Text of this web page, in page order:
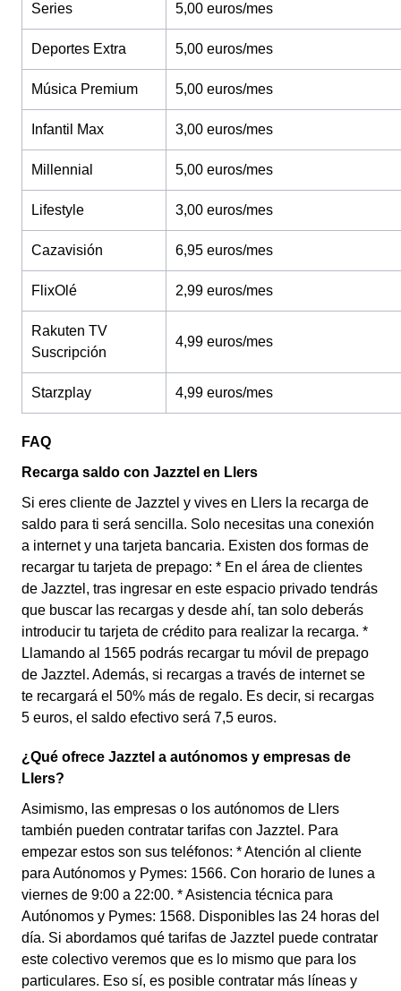
Series 5,00 euros/mes
Deportes Extra 5,00 euros/mes
Música Premium 5,00 euros/mes
Infantil Max 3,00 euros/mes
Millennial 5,00 euros/mes
Lifestyle 3,00 euros/mes
Cazavisión 6,95 euros/mes
FlixOlé 2,99 euros/mes
Rakuten TV
Suscripción
4,99 euros/mes
Starzplay 4,99 euros/mes
FAQ
Recarga saldo con Jazztel en Llers
Si eres cliente de Jazztel y vives en Llers la recarga de
saldo para ti será sencilla. Solo necesitas una conexión
a internet y una tarjeta bancaria. Existen dos formas de
recargar tu tarjeta de prepago: * En el área de clientes
de Jazztel, tras ingresar en este espacio privado tendrás
que buscar las recargas y desde ahí, tan solo deberás
introducir tu tarjeta de crédito para realizar la recarga. *
Llamando al 1565 podrás recargar tu móvil de prepago
de Jazztel. Además, si recargas a través de internet se
te recargará el 50% más de regalo. Es decir, si recargas
5 euros, el saldo efectivo será 7,5 euros.
¿Qué ofrece Jazztel a autónomos y empresas de
Llers?
Asimismo, las empresas o los autónomos de Llers
también pueden contratar tarifas con Jazztel. Para
empezar estos son sus teléfonos: * Atención al cliente
para Autónomos y Pymes: 1566. Con horario de lunes a
viernes de 9:00 a 22:00. * Asistencia técnica para
Autónomos y Pymes: 1568. Disponibles las 24 horas del
día. Si abordamos qué tarifas de Jazztel puede contratar
este colectivo veremos que es lo mismo que para los
particulares. Eso sí, es posible contratar más líneas y